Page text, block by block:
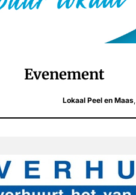
Evenement
Lokaal Peel en Maas,